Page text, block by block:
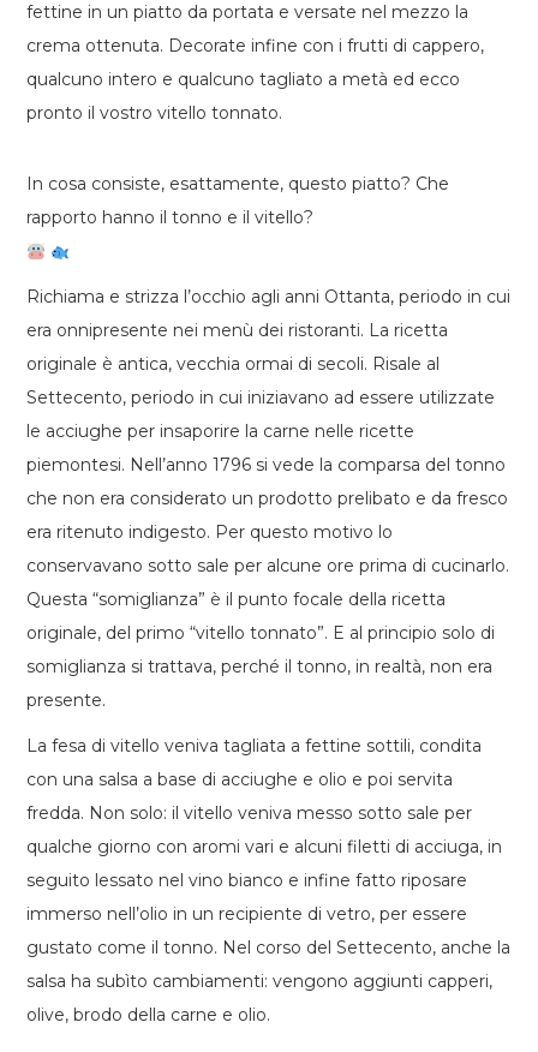
fettine in un piatto da portata e versate nel mezzo la
crema ottenuta. Decorate infine con i frutti di cappero,
qualcuno intero e qualcuno tagliato a metà ed ecco
pronto il vostro vitello tonnato.
In cosa consiste, esattamente, questo piatto? Che
rapporto hanno il tonno e il vitello?
Richiama e strizza l’occhio agli anni Ottanta, periodo in cui
era onnipresente nei menù dei ristoranti. La ricetta
originale è antica, vecchia ormai di secoli. Risale al
Settecento, periodo in cui iniziavano ad essere utilizzate
le acciughe per insaporire la carne nelle ricette
piemontesi. Nell’anno 1796 si vede la comparsa del tonno
che non era considerato un prodotto prelibato e da fresco
era ritenuto indigesto. Per questo motivo lo
conservavano sotto sale per alcune ore prima di cucinarlo.
Questa “somiglianza” è il punto focale della ricetta
originale, del primo “vitello tonnato”. E al principio solo di
somiglianza si trattava, perché il tonno, in realtà, non era
presente.
La fesa di vitello veniva tagliata a fettine sottili, condita
con una salsa a base di acciughe e olio e poi servita
fredda. Non solo: il vitello veniva messo sotto sale per
qualche giorno con aromi vari e alcuni filetti di acciuga, in
seguito lessato nel vino bianco e infine fatto riposare
immerso nell’olio in un recipiente di vetro, per essere
gustato come il tonno. Nel corso del Settecento, anche la
salsa ha subìto cambiamenti: vengono aggiunti capperi,
olive, brodo della carne e olio.